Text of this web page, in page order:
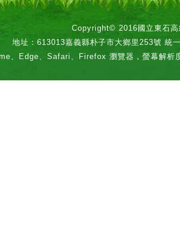
Copyright© 2016國立東石高
地址：613013嘉義縣朴子市大鄉里253號 統
、Edge、Safari、Firefox 瀏覽器，螢幕解